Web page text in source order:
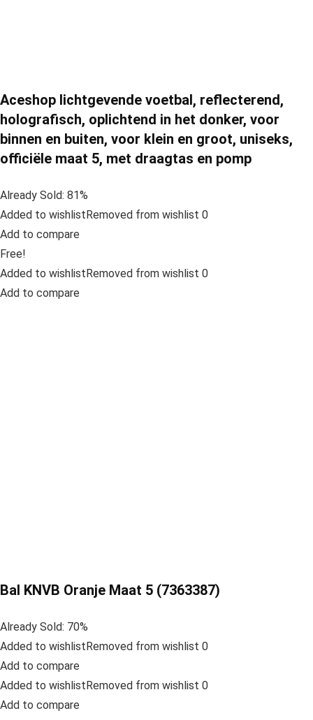
Aceshop lichtgevende voetbal, reflecterend,
holografisch, oplichtend in het donker, voor
binnen en buiten, voor klein en groot, uniseks,
officiële maat 5, met draagtas en pomp
Already Sold: 81%
Added to wishlistRemoved from wishlist 0
Add to compare
Free!
Added to wishlistRemoved from wishlist 0
Add to compare
Bal KNVB Oranje Maat 5 (7363387)
Already Sold: 70%
Added to wishlistRemoved from wishlist 0
Add to compare
Added to wishlistRemoved from wishlist 0
Add to compare